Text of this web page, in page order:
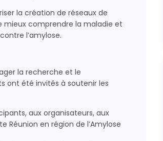
la création de réseaux de
mieux comprendre la maladie et
l’amylose.
la recherche et le
ont été invités à soutenir les
aux organisateurs, aux
en région de l’Amylose